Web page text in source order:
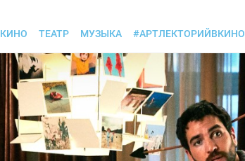
КИНО ТЕАТР МУЗЫКА #АРТЛЕКТОРИЙВКИНО